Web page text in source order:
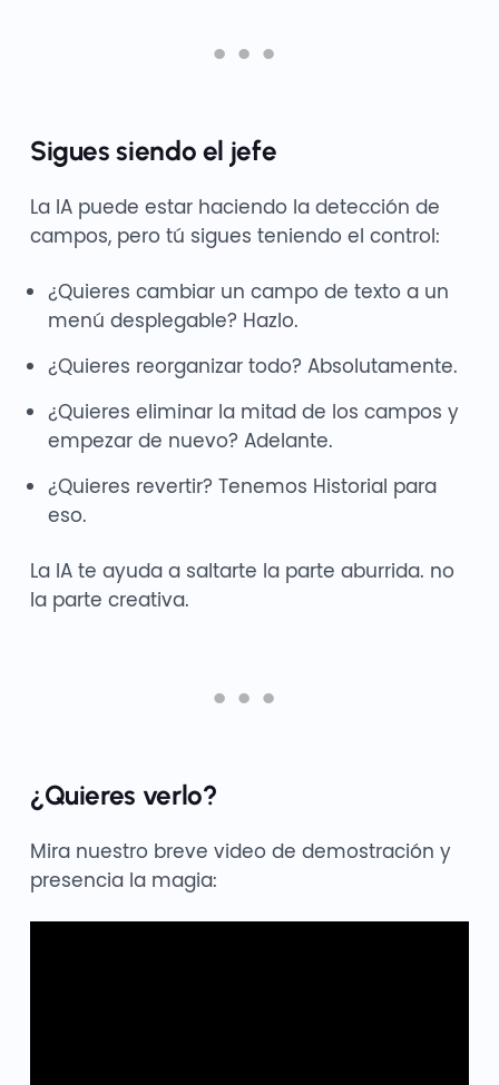
Sigues siendo el jefe
La IA puede estar haciendo la detección de
campos, pero tú sigues teniendo el control:
¿Quieres cambiar un campo de texto a un
menú desplegable? Hazlo.
¿Quieres reorganizar todo? Absolutamente.
¿Quieres eliminar la mitad de los campos y
empezar de nuevo? Adelante.
¿Quieres revertir? Tenemos Historial para
eso.
La IA te ayuda a saltarte la parte aburrida. no
la parte creativa.
¿Quieres verlo?
Mira nuestro breve video de demostración y
presencia la magia: